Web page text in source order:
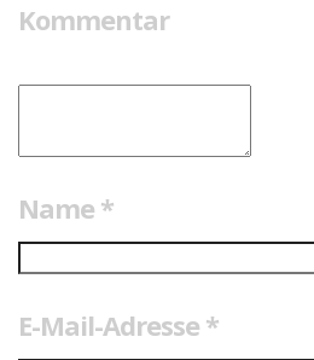
Kommentar
Name *
E-Mail-Adresse *